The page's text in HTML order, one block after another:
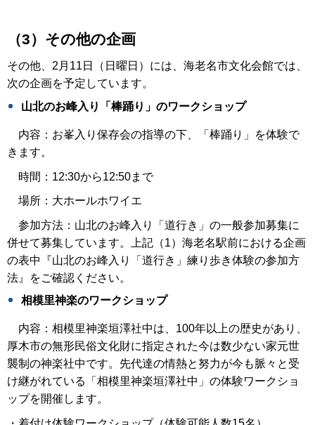
（3）その他の企画
その他、2月11日（日曜日）には、海老名市文化会館では、
次の企画を予定しています。
山北のお峰入り「棒踊り」のワークショップ
内容：お峯入り保存会の指導の下、「棒踊り」を体験で
きます。
時間：12:30から12:50まで
場所：大ホールホワイエ
参加方法：山北のお峰入り「道行き」の一般参加募集に
併せて募集しています。上記（1）海老名駅前における企画
の表中『山北のお峰入り「道行き」練り歩き体験の参加方
法』をご確認ください。
相模里神楽のワークショップ
内容：相模里神楽垣澤社中は、100年以上の歴史があり、
厚木市の無形民俗文化財に指定された今は数少ない家元世
襲制の神楽社中です。先代達の情熱と努力が今も脈々と受
け継がれている「相模里神楽垣澤社中」の体験ワークショ
ップを開催します。